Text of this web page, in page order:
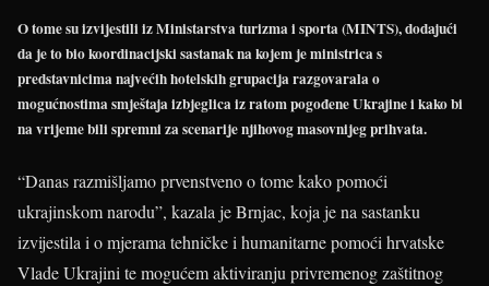
O tome su izvijestili iz Ministarstva turizma i sporta (MINTS), dodajući
da je to bio koordinacijski sastanak na kojem je ministrica s
predstavnicima najvećih hotelskih grupacija razgovarala o
mogućnostima smještaja izbjeglica iz ratom pogođene Ukrajine i kako bi
na vrijeme bili spremni za scenarije njihovog masovnijeg prihvata.
“Danas razmišljamo prvenstveno o tome kako pomoći
ukrajinskom narodu”, kazala je Brnjac, koja je na sastanku
izvijestila i o mjerama tehničke i humanitarne pomoći hrvatske
Vlade Ukrajini te mogućem aktiviranju privremenog zaštitnog